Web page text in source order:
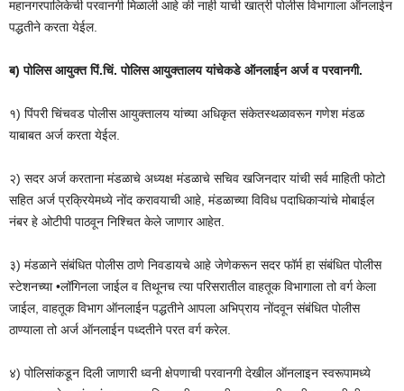
महानगरपालिकेची परवानगी मिळाली आहे की नाही याची खात्री पोलीस विभागाला ऑनलाईन
पद्धतीने करता येईल.
ब) पोलिस आयुक्त पिं.चिं. पोलिस आयुक्तालय यांचेकडे ऑनलाईन अर्ज व परवानगी.
१) पिंपरी चिंचवड पोलीस आयुक्तालय यांच्या अधिकृत संकेतस्थळावरून गणेश मंडळ
याबाबत अर्ज करता येईल.
२) सदर अर्ज करताना मंडळाचे अध्यक्ष मंडळाचे सचिव खजिनदार यांची सर्व माहिती फोटो
सहित अर्ज प्रक्रियेमध्ये नोंद करावयाची आहे, मंडळाच्या विविध पदाधिकाऱ्यांचे मोबाईल
नंबर हे ओटीपी पाठवून निश्चित केले जाणार आहेत.
३) मंडळाने संबंधित पोलीस ठाणे निवडायचे आहे जेणेकरून सदर फॉर्म हा संबंधित पोलीस
स्टेशनच्या •लॉगिनला जाईल व तिथूनच त्या परिसरातील वाहतूक विभागाला तो वर्ग केला
जाईल, वाहतूक विभाग ऑनलाईन पद्धतीने आपला अभिप्राय नोंदवून संबंधित पोलीस
ठाण्याला तो अर्ज ऑनलाईन पध्दतीने परत वर्ग करेल.
४) पोलिसांकडून दिली जाणारी ध्वनी क्षेपणाची परवानगी देखील ऑनलाइन स्वरूपामध्ये